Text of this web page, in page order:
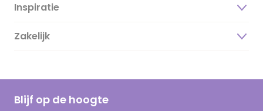
Over ons
Duurzaamheid
Hallmark Kaartclub
Inspiratie
Magazine
Cadeau inspiratie
Op kamp gedichten en versjes
Zakelijk
Blijf op de hoogte